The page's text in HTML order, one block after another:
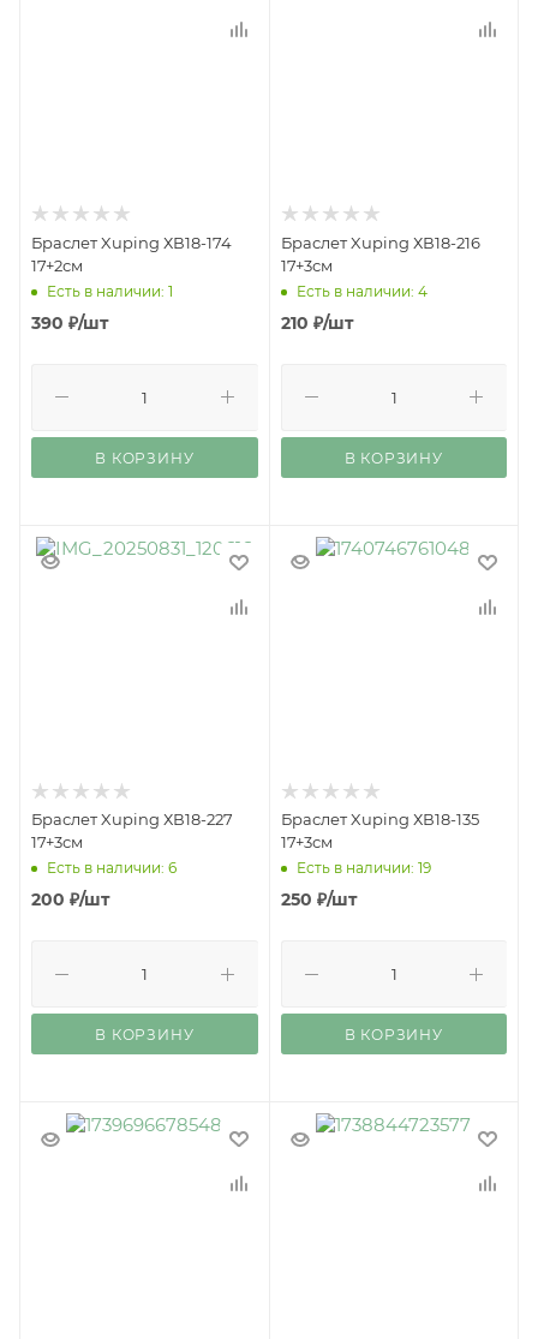
Браслет Xuping ХВ18-174
17+2см
Есть в наличии: 1
390 ₽/шт
В КОРЗИНУ
Браслет Xuping ХВ18-216
17+3см
Есть в наличии: 4
210 ₽/шт
В КОРЗИНУ
Браслет Xuping ХВ18-227
17+3см
Есть в наличии: 6
200 ₽/шт
В КОРЗИНУ
Браслет Xuping ХВ18-135
17+3см
Есть в наличии: 19
250 ₽/шт
В КОРЗИНУ